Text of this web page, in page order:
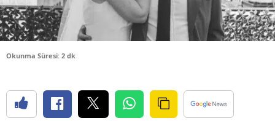
Bursa
Çanakkale
Denizli
Okunma Süresi: 2 dk